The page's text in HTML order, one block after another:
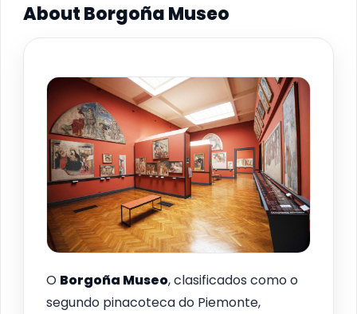
About Borgoña Museo
O Borgoña Museo, clasificados como o
segundo pinacoteca do Piemonte,